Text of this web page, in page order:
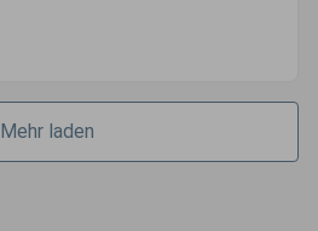
Mehr laden